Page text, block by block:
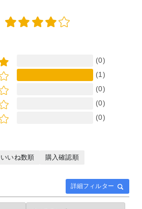
(0)
(1)
(0)
(0)
(0)
詳細フィルター
いいね数順
購入確認順